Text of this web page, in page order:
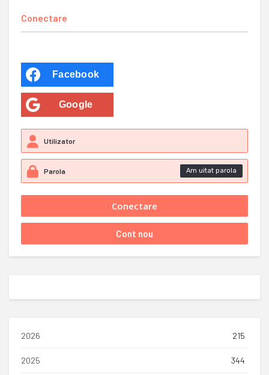
Conectare
Facebook
Google
Am uitat parola
2026 215
2025 344